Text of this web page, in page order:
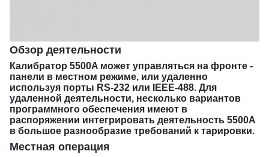
Обзор деятельности
Калибратор 5500A может управляться на фронте -
панели в местном режиме, или удаленно
используя порты RS-232 или IEEE-488. Для
удаленной деятельности, несколько вариантов
программного обеспечения имеют в
распоряжении интегрировать деятельность 5500A
в большое разнообразие требований к тарировки.
Местная операция